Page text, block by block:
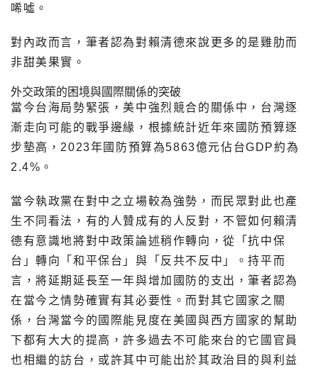
唏噓。
對內政而言，筆者認為對賴清德來說更多的是雞肋而
非甜美果實。
外交政策的困境與國際關係的突破
當今台海局勢緊張，美中強烈競合的關係中， 台灣逐
漸走向可能的戰爭邊緣，根據統計近年來國防預算逐
步墊高， 2023年國防預算為5863億元佔台GDP約為
2.4%。
當今執政黨在對中之立場較為強勢，而民眾對此也產
生不同看法， 有的人贊成有的人反對， 不管如何賴清
德有意識地將對中政策論述稍作轉向，從「抗中保
台」轉向「和平保台」與「反共不反中」。持平而
言，將延期延長至一年與增加國防的支出，筆者認為
在當今之情勢確實有其必要性。而對其它國家之關
係， 台灣當今的國際能見度在美國與西方國家的幫助
下都有大大的提高，許多過去不可能來台的它國官員
也相繼的訪台， 或許其中可能出於其政治目的與利益